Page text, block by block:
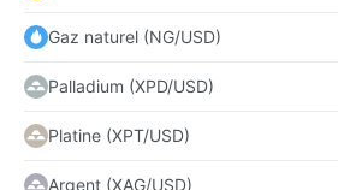
Gaz naturel (NG/USD)
Palladium (XPD/USD)
Platine (XPT/USD)
Argent (XAG/USD)